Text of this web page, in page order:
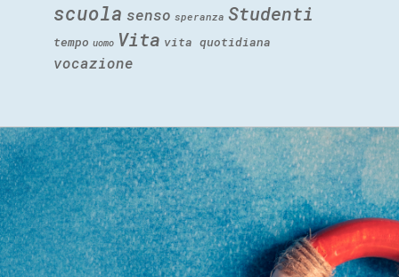
scuola senso speranza Studenti
tempo uomo Vita vita quotidiana
vocazione